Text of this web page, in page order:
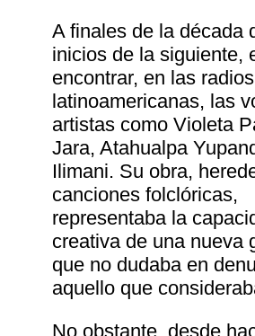
A finales de la década
inicios de la siguiente,
encontrar, en las radios
latinoamericanas, las
artistas como Violeta
Jara, Atahualpa
Ilimani. Su obra,
canciones folclóricas,
representaba la
creativa de una nueva
que no dudaba en
aquello que
No obstante, desde